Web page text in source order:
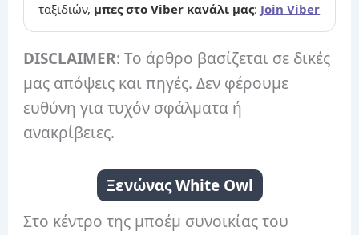
ταξιδιών, μπες στο Viber κανάλι μας: Join Viber
DISCLAIMER: Το άρθρο βασίζεται σε δικές
μας απόψεις και πηγές. Δεν φέρουμε
ευθύνη για τυχόν σφάλματα ή
ανακρίβειες.
Ξενώνας White Owl
Στο κέντρο της μποέμ συνοικίας του